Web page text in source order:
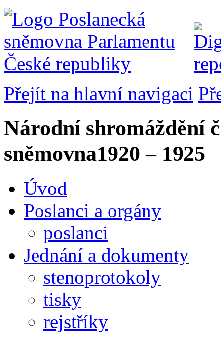
Přejít na hlavní navigaci
Národní shromáždění
sněmovna1920 – 1925
Úvod
Poslanci a orgány
poslanci
Jednání a dokumenty
stenoprotokoly
tisky
rejstříky